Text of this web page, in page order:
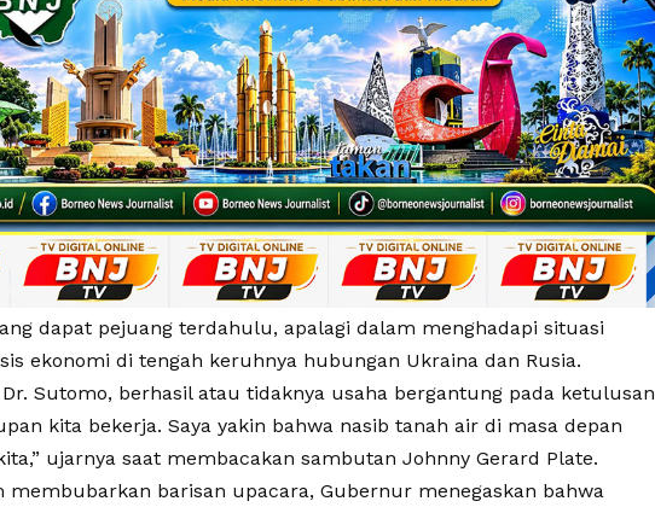
dapat pejuang terdahulu, apalagi dalam menghadapi situasi
ekonomi di tengah keruhnya hubungan Ukraina dan Rusia.
Sutomo, berhasil atau tidaknya usaha bergantung pada ketulusan
kita bekerja. Saya yakin bahwa nasib tanah air di masa depan
ujarnya saat membacakan sambutan Johnny Gerard Plate.
membubarkan barisan upacara, Gubernur menegaskan bahwa